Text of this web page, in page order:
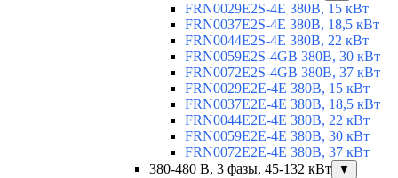
FRN0029E2S-4E 380В, 15 кВт
FRN0037E2S-4E 380В, 18,5 кВт
FRN0044E2S-4E 380В, 22 кВт
FRN0059E2S-4GB 380В, 30 кВт
FRN0072E2S-4GB 380В, 37 кВт
FRN0029E2E-4E 380В, 15 кВт
FRN0037E2E-4E 380В, 18,5 кВт
FRN0044E2E-4E 380В, 22 кВт
FRN0059E2E-4E 380В, 30 кВт
FRN0072E2E-4E 380В, 37 кВт
380-480 В, 3 фазы, 45-132 кВт
▼